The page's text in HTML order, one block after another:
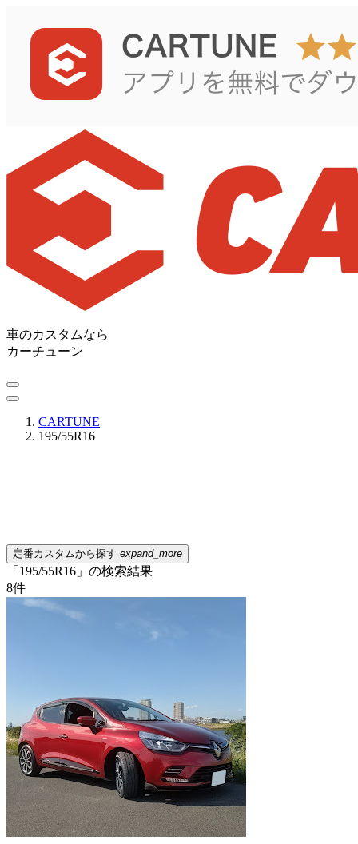
車のカスタムなら
カーチューン
CARTUNE
195/55R16
定番カスタムから探す expand_more
「195/55R16」の検索結果
8件